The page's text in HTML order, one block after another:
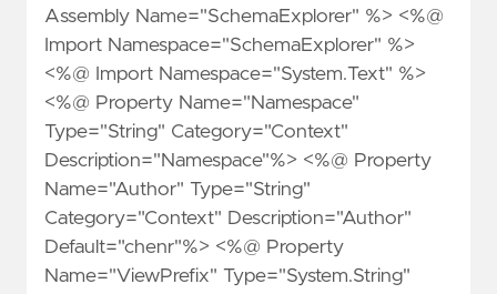
Assembly Name="SchemaExplorer" %> <%@
Import Namespace="SchemaExplorer" %>
<%@ Import Namespace="System.Text" %>
<%@ Property Name="Namespace"
Type="String" Category="Context"
Description="Namespace"%> <%@ Property
Name="Author" Type="String"
Category="Context" Description="Author"
Default="chenr"%> <%@ Property
Name="ViewPrefix" Type="System.String"